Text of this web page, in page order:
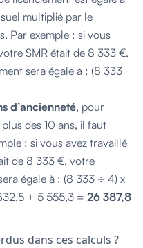
multiplié par le
Par exemple : si vous
SMR était de 8 333 €,
sera égale à : (8 333
d’ancienneté, pour
des 10 ans, il faut
: si vous avez travaillé
de 8 333 €, votre
égale à : (8 333 ÷ 4) x
+ 5 555,3 = 26 387,8
dans ces calculs ?